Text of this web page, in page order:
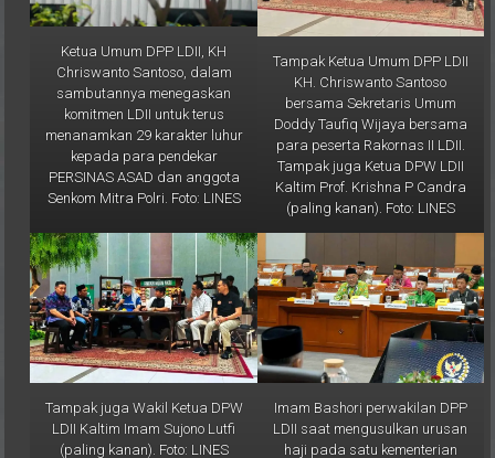
Ketua Umum DPP LDII, KH
Chriswanto Santoso, dalam
sambutannya menegaskan
komitmen LDII untuk terus
menanamkan 29 karakter luhur
kepada para pendekar
PERSINAS ASAD dan anggota
Senkom Mitra Polri. Foto: LINES
Tampak Ketua Umum DPP LDII
KH. Chriswanto Santoso
bersama Sekretaris Umum
Doddy Taufiq Wijaya bersama
para peserta Rakornas II LDII.
Tampak juga Ketua DPW LDII
Kaltim Prof. Krishna P Candra
(paling kanan). Foto: LINES
Tampak juga Wakil Ketua DPW
LDII Kaltim Imam Sujono Lutfi
(paling kanan). Foto: LINES
Imam Bashori perwakilan DPP
LDII saat mengusulkan urusan
haji pada satu kementerian
pada rapat dengar Rapat